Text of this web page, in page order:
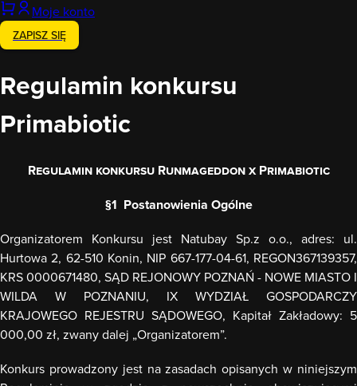
Moje konto
ZAPISZ SIĘ
Regulamin konkursu
Primabiotic
Regulamin konkursu Runmageddon x Primabiotic
§1 Postanowienia Ogólne
Organizatorem Konkursu jest Natubay Sp.z o.o., adres: ul.
Hurtowa 2, 62-510 Konin, NIP 667-177-04-61, REGON367139357,
KRS 0000671480, SĄD REJONOWY POZNAŃ - NOWE MIASTO I
WILDA W POZNANIU, IX WYDZIAŁ GOSPODARCZY
KRAJOWEGO REJESTRU SĄDOWEGO, Kapitał Zakładowy: 5
000,00 zł, zwany dalej „Organizatorem”.
Konkurs prowadzony jest na zasadach opisanych w niniejszym